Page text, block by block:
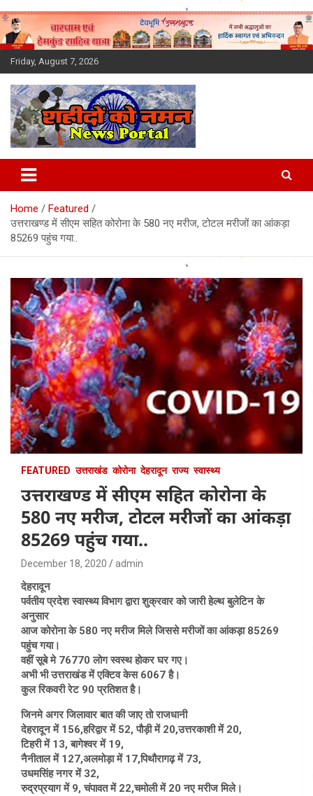
Skip
to
content
Friday, August 7, 2026
Latest News Today, Breaking
News, Uttarakhand News in
Hindi
Home
Featured
उत्तराखण्ड में सीएम सहित कोरोना के 580 नए मरीज, टोटल मरीजों का आंकड़ा
85269 पहुंच गया..
FEATURED उत्तराखंड कोरोना देहरादून राज्य स्वास्थ्य
उत्तराखण्ड में सीएम सहित कोरोना के
580 नए मरीज, टोटल मरीजों का आंकड़ा
85269 पहुंच गया..
December 18, 2020 admin
देहरादून
पर्वतीय प्रदेश स्वास्थ्य विभाग द्वारा शुक्रवार को जारी हेल्थ बुलेटिन के
अनुसार
आज कोरोना के 580 नए मरीज मिले जिससे मरीजों का आंकड़ा 85269
पहुंच गया।
वहीं सूबे मे 76770 लोग स्वस्थ होकर घर गए।
अभी भी उत्तराखंड में एक्टिव केस 6067 है।
कुल रिकवरी रेट 90 प्रतिशत है।
जिनमे अगर जिलावार बात की जाए तो राजधानी
देहरादून में 156,हरिद्वार में 52, पौड़ी में 20,उत्तरकाशी में 20,
टिहरी में 13, बागेश्वर में 19,
नैनीताल में 127,अलमोड़ा में 17,पिथौरागढ़ में 73,
उधमसिंह नगर में 32,
रुद्रप्रयाग में 9, चंपावत में 22,चमोली में 20 नए मरीज मिले।